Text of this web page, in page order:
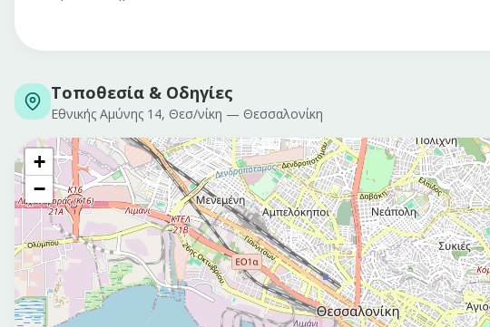
Τοποθεσία & Οδηγίες
Εθνικής Αμύνης 14, Θεσ/νίκη — Θεσσαλονίκη
+
−